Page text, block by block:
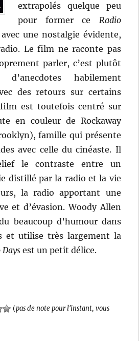
extrapolés quelque peu
pour former ce Radio
une nostalgie évidente,
Le film ne raconte pas
parler, c’est plutôt
d’anecdotes habilement
des retours sur certains
film est toutefois centré sur
en couleur de Rockaway
famille qui présente
avec celle du cinéaste. Il
le contraste entre un
distillé par la radio et la vie
la radio apportant une
et d’évasion. Woody Allen
beaucoup d’humour dans
et utilise très largement la
Daysest un petit délice.
(pas de note pour l'instant, vous